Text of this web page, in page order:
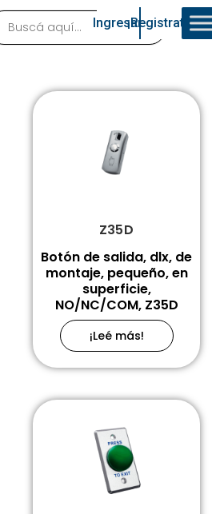
Ingresar¡Registrate!
Z35D
Botón de salida, dlx, de
montaje, pequeño, en
superficie,
NO/NC/COM, Z35D
¡Leé más!